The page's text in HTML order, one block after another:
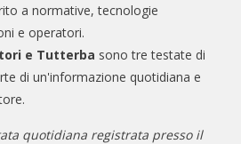
a normative, tecnologie
e operatori.
e Tutterba sono tre testate di
di un'informazione quotidiana e
quotidiana registrata presso il